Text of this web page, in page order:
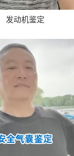
发动机鉴定